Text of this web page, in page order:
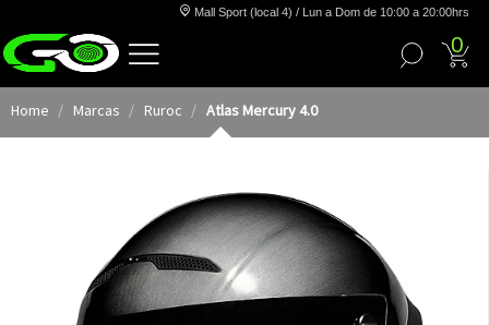
Mall Sport (local 4) / Lun a Dom de 10:00 a 20:00hrs
0
Home Marcas Ruroc Atlas Mercury 4.0